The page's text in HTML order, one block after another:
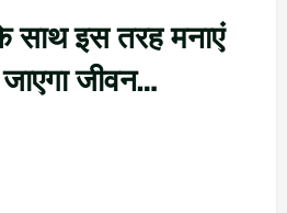
साथ इस तरह मनाएं
जीवन…